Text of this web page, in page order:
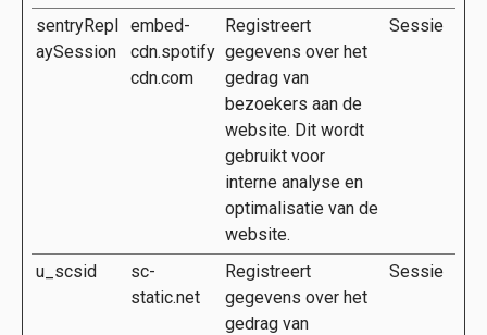
sentryRepl
aySession
embed-
cdn.spotify
cdn.com
Registreert
gegevens over het
gedrag van
bezoekers aan de
website. Dit wordt
gebruikt voor
interne analyse en
optimalisatie van de
website.
Sessie
u_scsid
sc-
static.net
Registreert
gegevens over het
gedrag van
Sessie